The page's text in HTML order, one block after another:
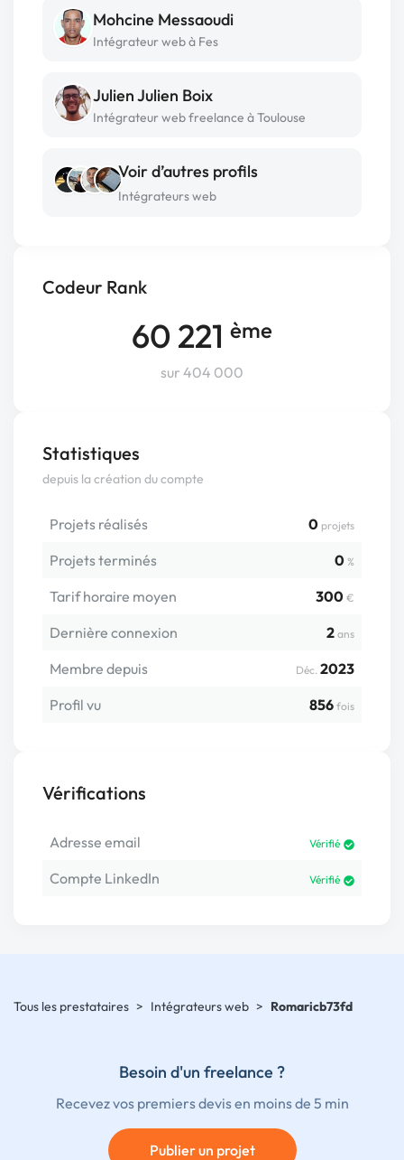
Codeur Rank
60 221 ème
sur 404 000
Statistiques
depuis la création du compte
Projets réalisés 0 projets
Projets terminés 0 %
Tarif horaire moyen 300 €
Dernière connexion 2 ans
Membre depuis Déc. 2023
Profil vu
856 fois
Vérifications
Adresse email Vérifié
Compte LinkedIn Vérifié
Mohcine Messaoudi
Intégrateur web à Fes
Julien Julien Boix
Intégrateur web freelance à Toulouse
Voir d’autres profils
Intégrateurs web
Tous les prestataires > Intégrateurs web > Romaricb73fd
Besoin d'un freelance ?
Recevez vos premiers devis en moins de 5 min
Publier un projet